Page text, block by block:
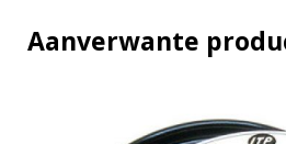
Aanverwante